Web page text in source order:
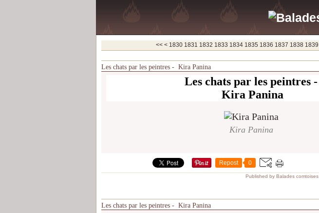
<< < 1800
1810
1820
1830 1831 1832 1833 1834 1835 1836 1837 1838 1839
Les chats par les peintres - Kira Panina
Les chats par les peintres -
Kira Panina
Kira Panina
Repost 0
Published by Balades comtoises
Les chats par les peintres - Kira Panina